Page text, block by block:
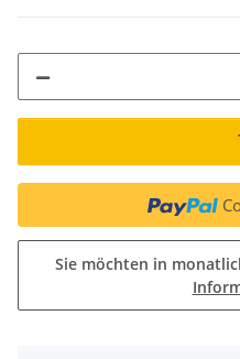
Sie möchten in